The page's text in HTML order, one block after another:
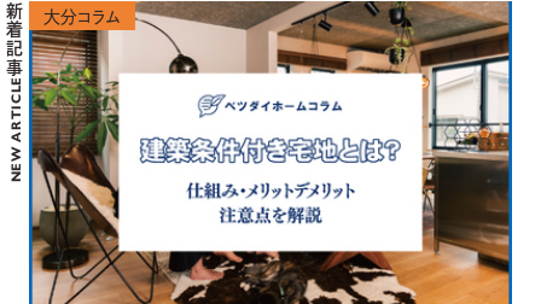
新着記事
NEW ARTICLE
大分コラム